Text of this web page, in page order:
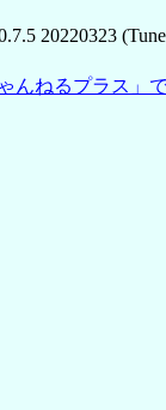
20220323
んねるプラス」